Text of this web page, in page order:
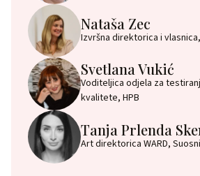
Nataša Zec
Izvršna direktorica i
Svetlana Vukić
Voditeljica odjela za
kvalitete, HPB
Tanja Prlenda
Art direktorica WARD,